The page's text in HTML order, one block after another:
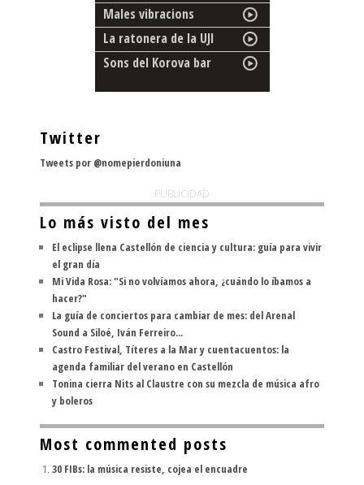
Males vibracions
La ratonera de la UJI
Sons del Korova bar
Twitter
Tweets por @nomepierdoniuna
PUBLICIDAD
Lo más visto del mes
El eclipse llena Castellón de ciencia y cultura: guía para vivir
el gran día
Mi Vida Rosa: "Si no volvíamos ahora, ¿cuándo lo íbamos a
hacer?"
La guía de conciertos para cambiar de mes: del Arenal
Sound a Siloé, Iván Ferreiro...
Castro Festival, Títeres a la Mar y cuentacuentos: la
agenda familiar del verano en Castellón
Tonina cierra Nits al Claustre con su mezcla de música afro
y boleros
Most commented posts
30 FIBs: la música resiste, cojea el encuadre